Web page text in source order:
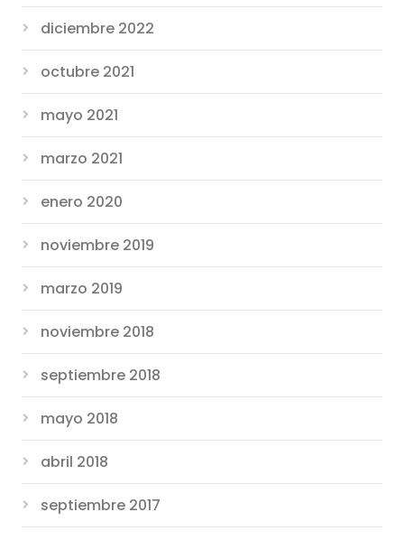
diciembre 2022
octubre 2021
mayo 2021
marzo 2021
enero 2020
noviembre 2019
marzo 2019
noviembre 2018
septiembre 2018
mayo 2018
abril 2018
septiembre 2017